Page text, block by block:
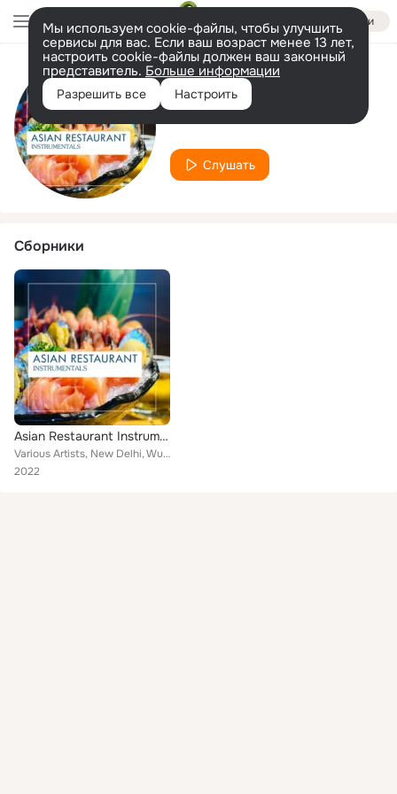
Войти
Мы используем cookie-файлы, чтобы улучшить
сервисы для вас. Если ваш возраст менее 13 лет,
настроить cookie-файлы должен ваш законный
представитель. Больше информации
Разрешить все Настроить
Исполнитель
Delhi
Слушать
Сборники
Asian Restaurant Instrumentals
Various Artists, New Delhi, Wuhan, Mumbai, Bangkok, Calcutta, Tokyo, Peking (Beijing), Taipei, Colombo, Guangzhou, Xian, Shangha...
2022